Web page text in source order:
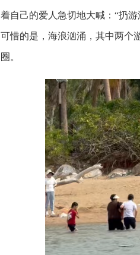
着自己的爱人急切地大喊：“扔
可惜的是，海浪汹涌，其中两个
圈。